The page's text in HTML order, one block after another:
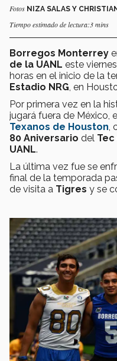
Fotos NIZA SALAS Y
Tiempo estimado de lectura:3 mins
Borregos Monterrey
de la UANL este
horas en el inicio de la
Estadio NRG , en
Por primera vez en la
jugará fuera de México,
Texanos de Houston
80 Aniversario del
UANL.
La última vez fue se
final de la temporada
de visita a Tigres y se